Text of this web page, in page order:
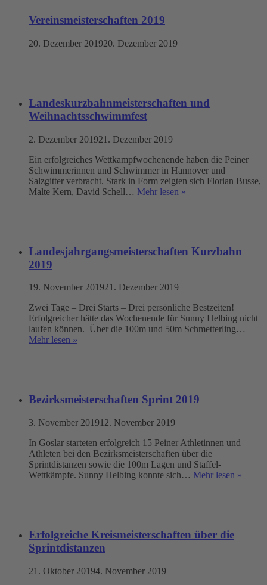
Vereinsmeisterschaften 2019
20. Dezember 201920. Dezember 2019
Landeskurzbahnmeisterschaften und
Weihnachtsschwimmfest
2. Dezember 201921. Dezember 2019
Ein erfolgreiches Wettkampfwochenende haben die Peiner
Schwimmerinnen und Schwimmer in Hannover und
Salzgitter verbracht. Stark in Form zeigten sich Florian Busse,
Malte Kern, David Schell… Mehr lesen »
Landesjahrgangsmeisterschaften Kurzbahn
2019
19. November 201921. Dezember 2019
Zwei Tage – Drei Starts – Drei persönliche Bestzeiten!
Erfolgreicher hätte das Wochenende für Sunny Helbing nicht
laufen können. Über die 100m und 50m Schmetterling…
Mehr lesen »
Bezirksmeisterschaften Sprint 2019
3. November 201912. November 2019
In Goslar starteten erfolgreich 15 Peiner Athletinnen und
Athleten bei den Bezirksmeisterschaften über die
Sprintdistanzen sowie die 100m Lagen und Staffel-
Wettkämpfe. Sunny Helbing konnte sich… Mehr lesen »
Erfolgreiche Kreismeisterschaften über die
Sprintdistanzen
21. Oktober 20194. November 2019